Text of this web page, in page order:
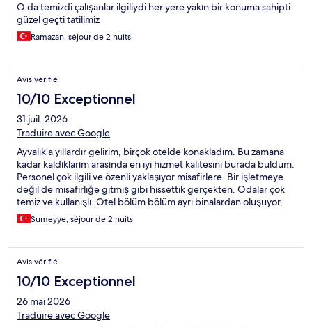
O da temizdi çalışanlar ilgiliydi her yere yakın bir konuma sahipti
güzel geçti tatilimiz
Ramazan, séjour de 2 nuits
Avis vérifié
10/10 Exceptionnel
31 juil. 2026
Traduire avec Google
Ayvalık’a yıllardır gelirim, birçok otelde konakladım. Bu zamana
kadar kaldıklarım arasında en iyi hizmet kalitesini burada buldum.
Personel çok ilgili ve özenli yaklaşıyor misafirlere. Bir işletmeye
değil de misafirliğe gitmiş gibi hissettik gerçekten. Odalar çok
temiz ve kullanışlı. Otel bölüm bölüm ayrı binalardan oluşuyor,
bizim odamız arka caddeye bakan bölümdeydi ve gürültü
problemi hiç yaşamadık. Otelin hemen yanında bir kahvaltıcı var,
harika kahvaltılarını da denemenizi öneririm. Bir sonraki tatilimde
de hiç düşünmeden seçeceğim otel burası olacak.
Sumeyye, séjour de 2 nuits
Avis vérifié
10/10 Exceptionnel
26 mai 2026
Traduire avec Google